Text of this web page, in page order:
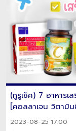
(กูรูเช็ค) 7 อาหาร
[คอลลาเจน วิตามิ
2023-08-25 17:00